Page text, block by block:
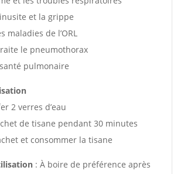
et la grippe
de l’ORL
le pneumothorax
pulmonaire
2 verres d’eau
de tisane pendant 30 minutes
et consommer la tisane
: À boire de préférence après